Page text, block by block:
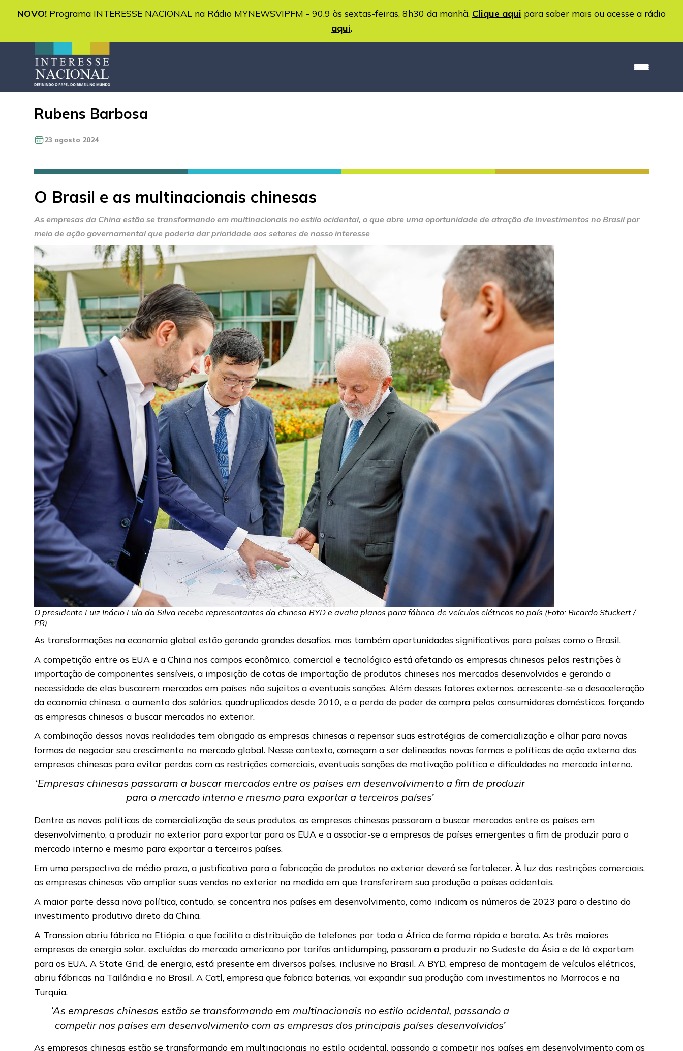
NOVO! Programa INTERESSE NACIONAL na Rádio MYNEWSVIPFM - 90.9 às sextas-feiras, 8h30 da manhã. Clique aqui para saber mais ou acesse a rádio
aqui.
Rubens Barbosa
23 agosto 2024
O Brasil e as multinacionais chinesas
As empresas da China estão se transformando em multinacionais no estilo ocidental, o que abre uma oportunidade de atração de investimentos no Brasil por
meio de ação governamental que poderia dar prioridade aos setores de nosso interesse
O presidente Luiz Inácio Lula da Silva recebe representantes da chinesa BYD e avalia planos para fábrica de veículos elétricos no país (Foto: Ricardo Stuckert /
PR)
As transformações na economia global estão gerando grandes desafios, mas também oportunidades significativas para países como o Brasil.
A competição entre os EUA e a China nos campos econômico, comercial e tecnológico está afetando as empresas chinesas pelas restrições à
importação de componentes sensíveis, a imposição de cotas de importação de produtos chineses nos mercados desenvolvidos e gerando a
necessidade de elas buscarem mercados em países não sujeitos a eventuais sanções. Além desses fatores externos, acrescente-se a desaceleração
da economia chinesa, o aumento dos salários, quadruplicados desde 2010, e a perda de poder de compra pelos consumidores domésticos, forçando
as empresas chinesas a buscar mercados no exterior.
A combinação dessas novas realidades tem obrigado as empresas chinesas a repensar suas estratégias de comercialização e olhar para novas
formas de negociar seu crescimento no mercado global. Nesse contexto, começam a ser delineadas novas formas e políticas de ação externa das
empresas chinesas para evitar perdas com as restrições comerciais, eventuais sanções de motivação política e dificuldades no mercado interno.
‘Empresas chinesas passaram a buscar mercados entre os países em desenvolvimento a fim de produzir
para o mercado interno e mesmo para exportar a terceiros países’
Dentre as novas políticas de comercialização de seus produtos, as empresas chinesas passaram a buscar mercados entre os países em
desenvolvimento, a produzir no exterior para exportar para os EUA e a associar-se a empresas de países emergentes a fim de produzir para o
mercado interno e mesmo para exportar a terceiros países.
Em uma perspectiva de médio prazo, a justificativa para a fabricação de produtos no exterior deverá se fortalecer. À luz das restrições comerciais,
as empresas chinesas vão ampliar suas vendas no exterior na medida em que transferirem sua produção a países ocidentais.
A maior parte dessa nova política, contudo, se concentra nos países em desenvolvimento, como indicam os números de 2023 para o destino do
investimento produtivo direto da China.
A Transsion abriu fábrica na Etiópia, o que facilita a distribuição de telefones por toda a África de forma rápida e barata. As três maiores
empresas de energia solar, excluídas do mercado americano por tarifas antidumping, passaram a produzir no Sudeste da Ásia e de lá exportam
para os EUA. A State Grid, de energia, está presente em diversos países, inclusive no Brasil. A BYD, empresa de montagem de veículos elétricos,
abriu fábricas na Tailândia e no Brasil. A Catl, empresa que fabrica baterias, vai expandir sua produção com investimentos no Marrocos e na
Turquia.
‘As empresas chinesas estão se transformando em multinacionais no estilo ocidental, passando a
competir nos países em desenvolvimento com as empresas dos principais países desenvolvidos’
As empresas chinesas estão se transformando em multinacionais no estilo ocidental, passando a competir nos países em desenvolvimento com as